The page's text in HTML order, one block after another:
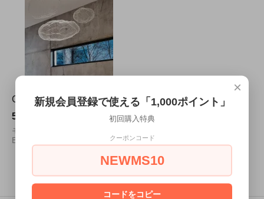
Clouds クラウド
55,000円(税込)
モビール
Benedita Mori Ubaldini
3商品中1-3商品
×
新規会員登録で使える「1,000ポイント」
初回購入特典
クーポンコード
NEWMS10
コードをコピー